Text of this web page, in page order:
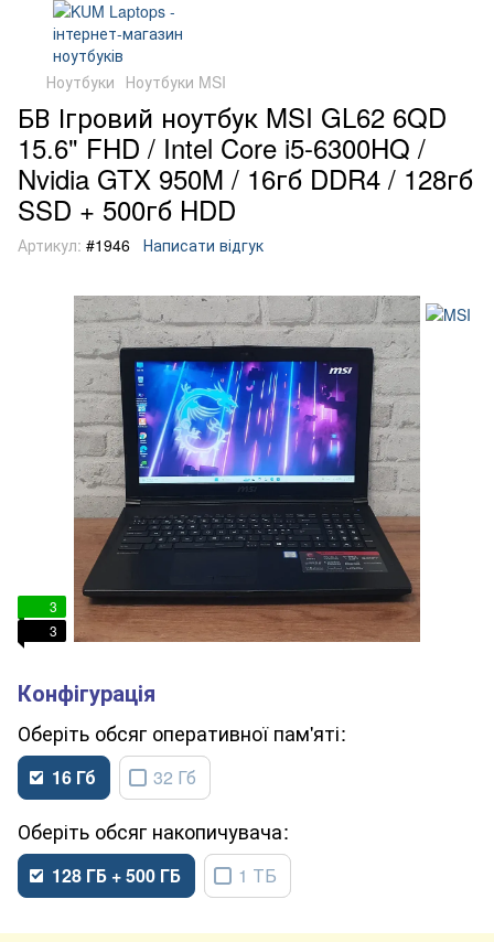
Ноутбуки Ноутбуки MSI
БВ Ігровий ноутбук MSI GL62 6QD
15.6" FHD / Intel Core i5-6300HQ /
Nvidia GTX 950M / 16гб DDR4 / 128гб
SSD + 500гб HDD
Артикул: #1946 Написати відгук
3
3
обсяг оперативної пам'яті
16 Гб 32 Гб
обсяг накопичувача
128 ГБ + 500 ГБ 1 ТБ